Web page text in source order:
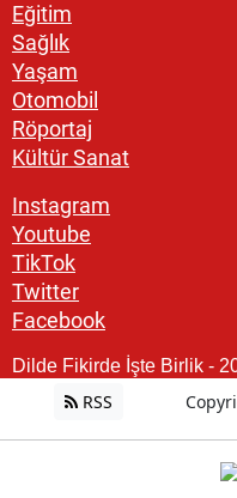
Eğitim
Sağlık
Yaşam
Otomobil
Röportaj
Kültür Sanat
Instagram
Youtube
TikTok
Twitter
Facebook
Dilde Fikirde İşte Birlik -
RSS